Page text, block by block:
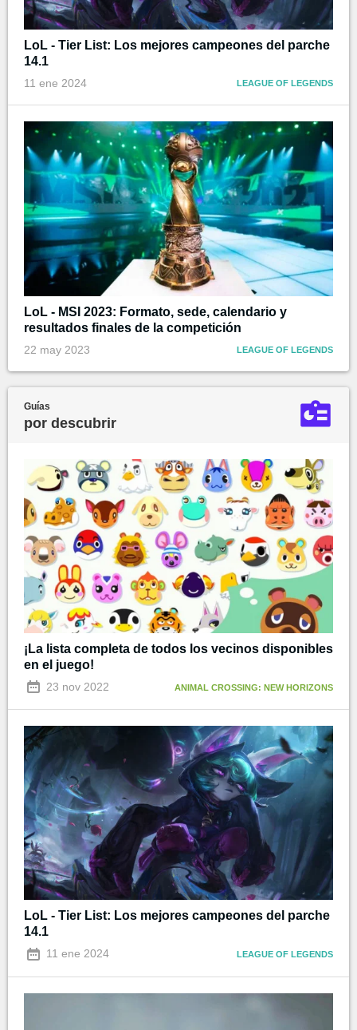
LoL - Tier List: Los mejores campeones del parche
14.1
11 ene 2024 LEAGUE OF LEGENDS
LoL - MSI 2023: Formato, sede, calendario y
resultados finales de la competición
22 may 2023 LEAGUE OF LEGENDS
Guías
por descubrir
¡La lista completa de todos los vecinos disponibles
en el juego!
23 nov 2022 ANIMAL CROSSING: NEW HORIZONS
LoL - Tier List: Los mejores campeones del parche
14.1
11 ene 2024 LEAGUE OF LEGENDS